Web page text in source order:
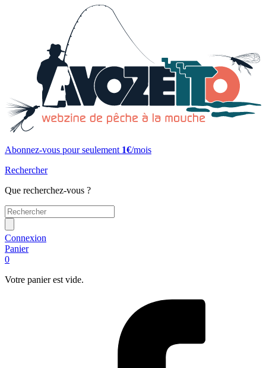
Abonnez-vous pour seulement 1€/mois
Rechercher
Que recherchez-vous ?
Connexion
Panier
0
Votre panier est vide.